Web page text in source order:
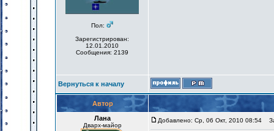
Пол:
Зарегистрирован:
12.01.2010
Сообщения: 2139
Вернуться к началу
Автор
Лана
Дварх-майор
Добавлено: Ср, 06 Окт, 2010 08:54